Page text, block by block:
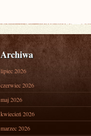
Archiwa
lipiec 2026
czerwiec 2026
maj 2026
kwiecień 2026
marzec 2026